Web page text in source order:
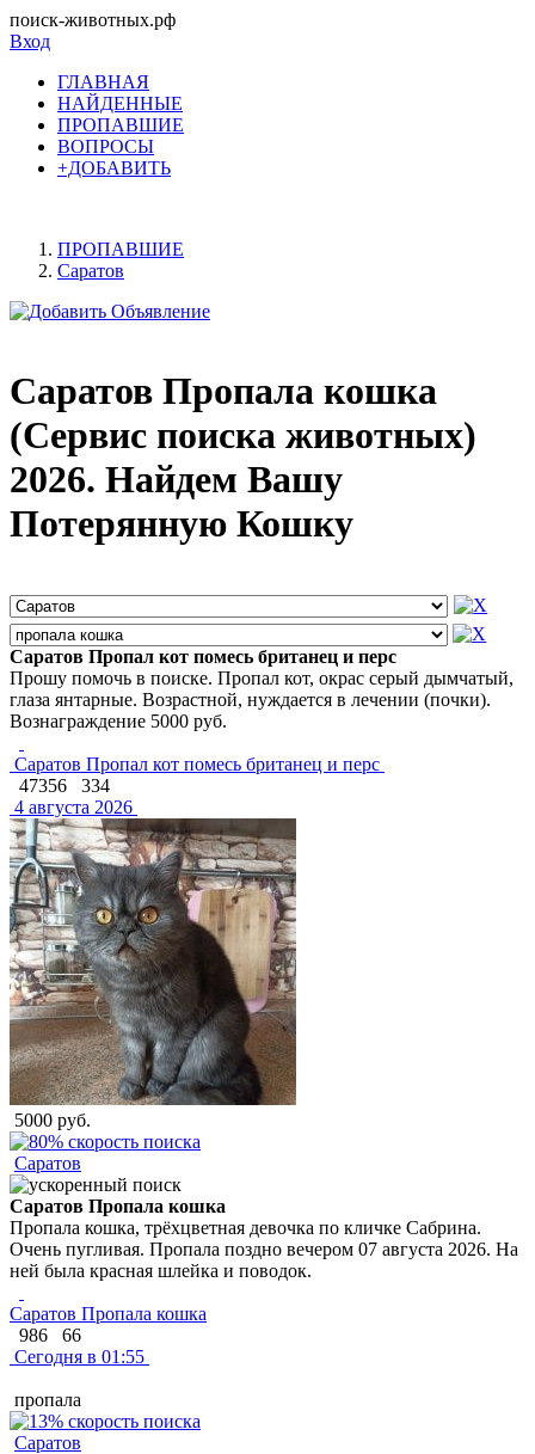
поиск-животных.рф
Вход
ГЛАВНАЯ
НАЙДЕННЫЕ
ПРОПАВШИЕ
ВОПРОСЫ
+ДОБАВИТЬ
ПРОПАВШИЕ
Саратов
Саратов Пропала кошка
(Сервис поиска животных)
2026. Найдем Вашу
Потерянную Кошку
Саратов Пропал кот помесь британец и перс
Прошу помочь в поиске. Пропал кот, окрас серый дымчатый,
глаза янтарные. Возрастной, нуждается в лечении (почки).
Вознаграждение 5000 руб.
Саратов Пропал кот помесь британец и перс
47356
334
4 августа 2026
5000 руб.
Саратов
Саратов Пропала кошка
Пропала кошка, трёхцветная девочка по кличке Сабрина.
Очень пугливая. Пропала поздно вечером 07 августа 2026. На
ней была красная шлейка и поводок.
Саратов Пропала кошка
986
66
Сегодня в 01:55
пропала
Саратов